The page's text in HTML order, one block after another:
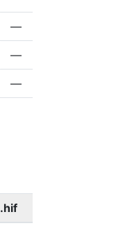
—
—
—
.hif